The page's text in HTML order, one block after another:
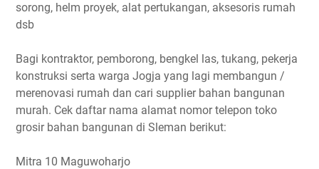
sorong, helm proyek, alat pertukangan, aksesoris rumah
dsb
Bagi kontraktor, pemborong, bengkel las, tukang, pekerja
konstruksi serta warga Jogja yang lagi membangun /
merenovasi rumah dan cari supplier bahan bangunan
murah. Cek daftar nama alamat nomor telepon toko
grosir bahan bangunan di Sleman berikut:
Mitra 10 Maguwoharjo